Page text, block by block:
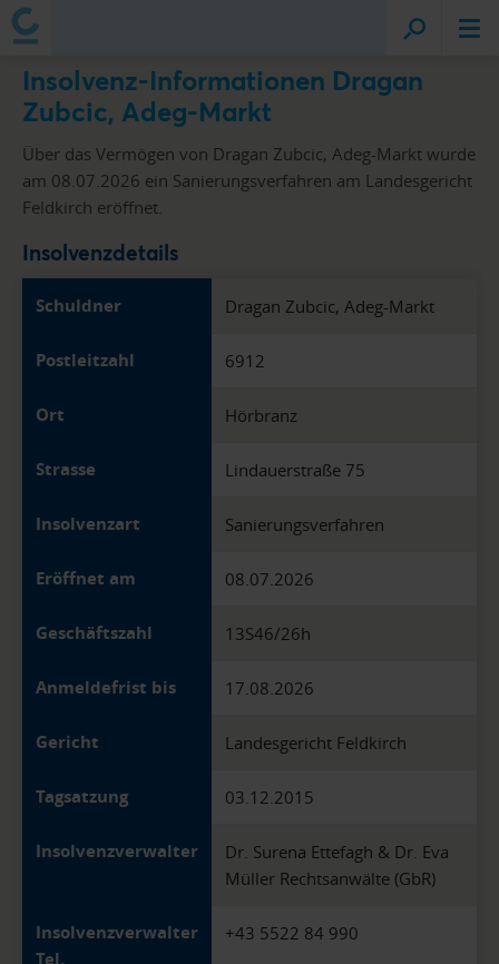
Insolvenz-Informationen Dragan
Zubcic, Adeg-Markt
Über das Vermögen von Dragan Zubcic, Adeg-Markt wurde
am 08.07.2026 ein Sanierungsverfahren am Landesgericht
Feldkirch eröffnet.
Insolvenzdetails
Schuldner Dragan Zubcic, Adeg-Markt
Postleitzahl 6912
Ort Hörbranz
Strasse Lindauerstraße 75
Insolvenzart Sanierungsverfahren
Eröffnet am 08.07.2026
Geschäftszahl 13S46/26h
Anmeldefrist bis 17.08.2026
Gericht Landesgericht Feldkirch
Tagsatzung 03.12.2015
Insolvenzverwalter
Dr. Surena Ettefagh & Dr. Eva
Müller Rechtsanwälte (GbR)
Insolvenzverwalter
+43 5522 84 990